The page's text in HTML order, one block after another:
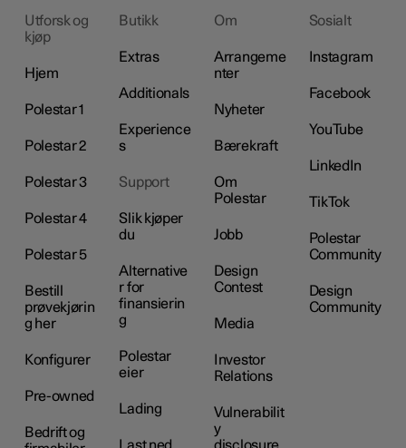
Utforsk og
kjøp
Hjem
Polestar 1
Polestar 2
Polestar 3
Polestar 4
Polestar 5
Bestill
prøvekjørin
g her
Konfigurer
Pre-owned
Bedrift og
Butikk
Extras
Additionals
Experience
s
Support
Slik kjøper
du
Alternative
r for
finansierin
g
Polestar
eier
Lading
Last ned
Om
Arrangeme
nter
Nyheter
Bærekraft
Om
Polestar
Jobb
Design
Contest
Media
Investor
Relations
Vulnerabilit
y
disclosure
Sosialt
Instagram
Facebook
YouTube
LinkedIn
TikTok
Polestar
Community
Design
Community